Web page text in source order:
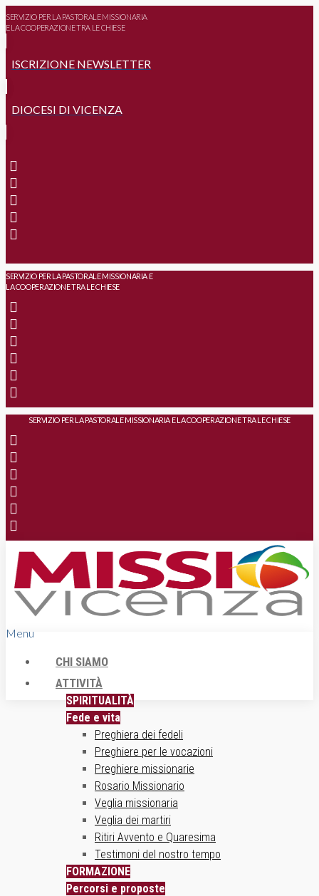
SERVIZIO PER LA PASTORALE MISSIONARIA
E LA COOPERAZIONE TRA LE CHIESE
ISCRIZIONE NEWSLETTER
DIOCESI DI VICENZA
SERVIZIO PER LA PASTORALE MISSIONARIA E
LA COOPERAZIONE TRA LE CHIESE
SERVIZIO PER LA PASTORALE MISSIONARIA E LA COOPERAZIONE TRA LE CHIESE
Menu
CHI SIAMO
ATTIVITÀ
SPIRITUALITÀ
Fede e vita
Preghiera dei fedeli
Preghiere per le vocazioni
Preghiere missionarie
Rosario Missionario
Veglia missionaria
Veglia dei martiri
Ritiri Avvento e Quaresima
Testimoni del nostro tempo
FORMAZIONE
Percorsi e proposte